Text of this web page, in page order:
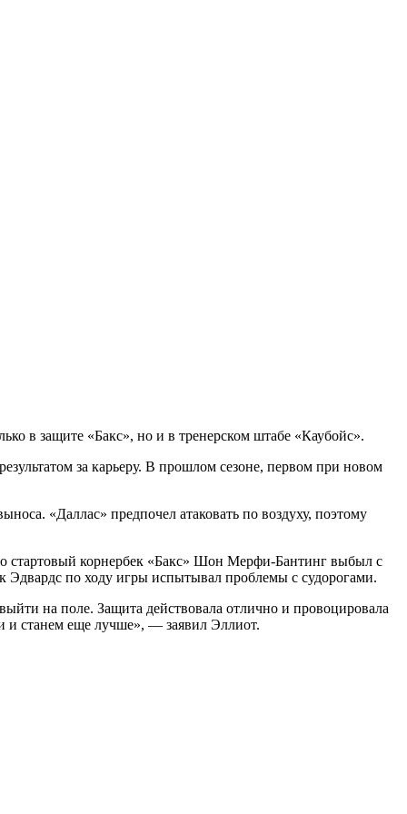
в защите «Бакс», но и в тренерском штабе «Каубойс».
за карьеру. В прошлом сезоне, первом при новом
«Даллас» предпочел атаковать по воздуху, поэтому
стартовый корнербек «Бакс» Шон Мерфи-Бантинг выбыл с
по ходу игры испытывал проблемы с судорогами.
на поле. Защита действовала отлично и провоцировала
и станем еще лучше», — заявил Эллиот.